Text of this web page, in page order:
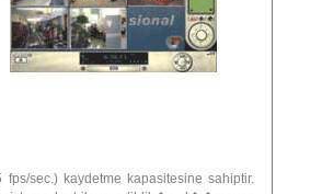
sec.) kaydetme kapasitesine sahiptir.